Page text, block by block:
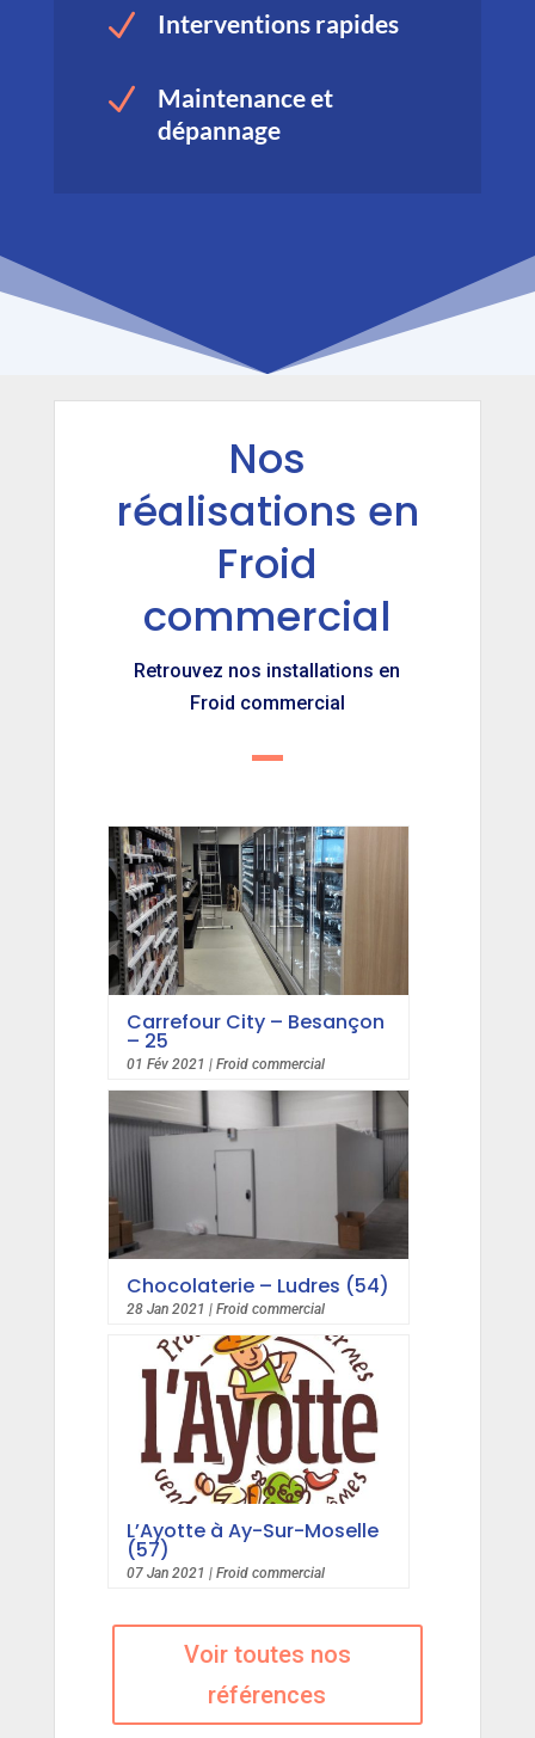
N Interventions rapides
N
Maintenance et
dépannage
Nos
réalisations en
Froid
commercial
Retrouvez nos installations en
Froid commercial
Carrefour City – Besançon
– 25
01 Fév 2021 | Froid commercial
Chocolaterie – Ludres (54)
28 Jan 2021 | Froid commercial
L’Ayotte à Ay-Sur-Moselle
(57)
07 Jan 2021 | Froid commercial
Voir toutes nos
références